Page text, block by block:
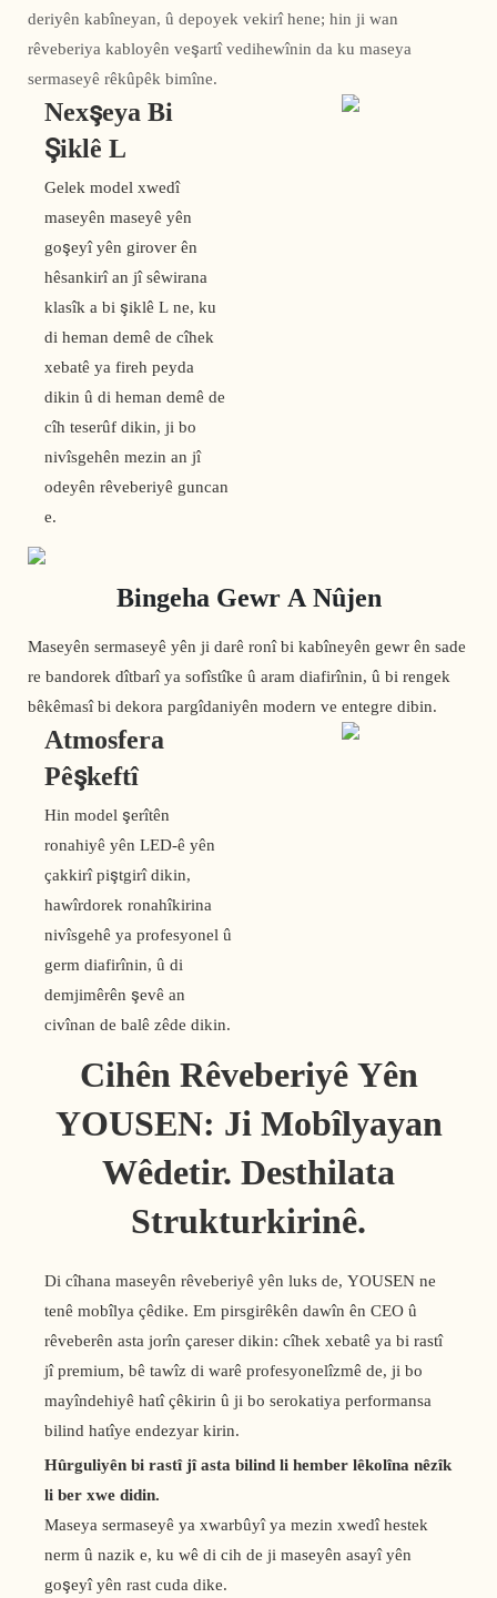
deriyên kabîneyan, û depoyek vekirî hene; hin ji wan
rêveberiya kabloyên veşartî vedihewînin da ku maseya
sermaseyê rêkûpêk bimîne.
Nexşeya Bi
Şiklê L
Gelek model xwedî
maseyên maseyê yên
goşeyî yên girover ên
hêsankirî an jî sêwirana
klasîk a bi şiklê L ne, ku
di heman demê de cîhek
xebatê ya fireh peyda
dikin û di heman demê de
cîh teserûf dikin, ji bo
nivîsgehên mezin an jî
odeyên rêveberiyê guncan
e.
Bingeha Gewr A Nûjen
Maseyên sermaseyê yên ji darê ronî bi kabîneyên gewr ên sade
re bandorek dîtbarî ya sofîstîke û aram diafirînin, û bi rengek
bêkêmasî bi dekora pargîdaniyên modern ve entegre dibin.
Atmosfera
Pêşkeftî
Hin model şerîtên
ronahiyê yên LED-ê yên
çakkirî piştgirî dikin,
hawîrdorek ronahîkirina
nivîsgehê ya profesyonel û
germ diafirînin, û di
demjimêrên şevê an
civînan de balê zêde dikin.
Cihên Rêveberiyê Yên
YOUSEN: Ji Mobîlyayan
Wêdetir. Desthilata
Strukturkirinê.
Di cîhana maseyên rêveberiyê yên luks de, YOUSEN ne
tenê mobîlya çêdike. Em pirsgirêkên dawîn ên CEO û
rêveberên asta jorîn çareser dikin: cîhek xebatê ya bi rastî
jî premium, bê tawîz di warê profesyonelîzmê de, ji bo
mayîndehiyê hatî çêkirin û ji bo serokatiya performansa
bilind hatîye endezyar kirin.
Hûrguliyên bi rastî jî asta bilind li hember lêkolîna nêzîk
li ber xwe didin.
Maseya sermaseyê ya xwarbûyî ya mezin xwedî hestek
nerm û nazik e, ku wê di cih de ji maseyên asayî yên
goşeyî yên rast cuda dike.